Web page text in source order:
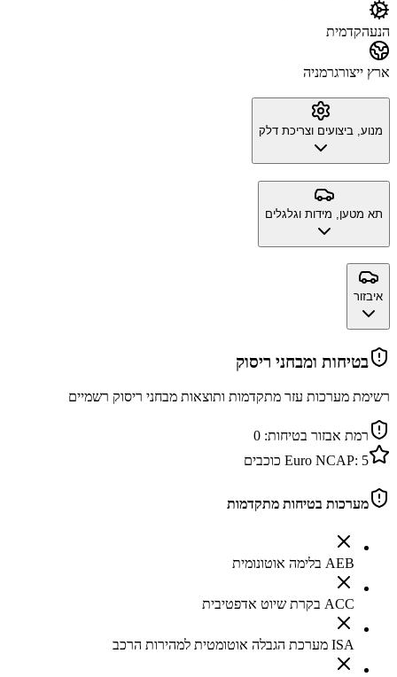
הנעהקדמית
ארץ ייצורגרמניה
מנוע, ביצועים וצריכת דלק
תא מטען, מידות וגלגלים
איבזור
בטיחות ומבחני ריסוק
רשימת מערכות עזר מתקדמות ותוצאות מבחני ריסוק רשמיים
רמת אבזור בטיחות: 0
Euro NCAP: 5 כוכבים
מערכות בטיחות מתקדמות
AEB בלימה אוטונומית
ACC בקרת שיוט אדפטיבית
ISA מערכת הגבלה אוטומטית למהירות הרכב